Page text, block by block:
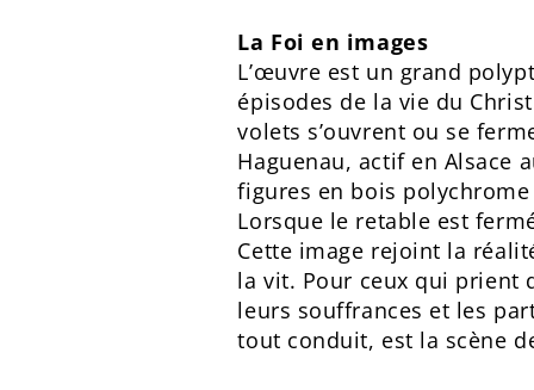
La Foi en images
L’œuvre est un grand
épisodes de la vie du
volets s’ouvrent ou se
Haguenau, actif en Alsace
figures en bois
Lorsque le retable est
Cette image rejoint la
la vit. Pour ceux qui prient
leurs souffrances et les
tout conduit, est la scène